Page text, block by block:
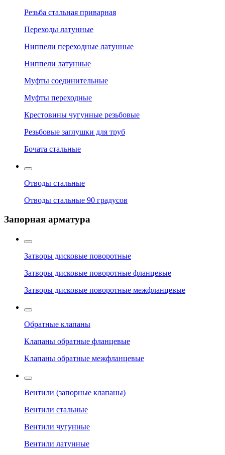
Резьба стальная приварная
Переходы латунные
Ниппели переходные латунные
Ниппели латунные
Муфты соединительные
Муфты переходные
Крестовины чугунные резьбовые
Резьбовые заглушки для труб
Бочата стальные
Отводы стальные
Отводы стальные 90 градусов
Запорная арматура
Затворы дисковые поворотные
Затворы дисковые поворотные фланцевые
Затворы дисковые поворотные межфланцевые
Обратные клапаны
Клапаны обратные фланцевые
Клапаны обратные межфланцевые
Вентили (запорные клапаны)
Вентили стальные
Вентили чугунные
Вентили латунные